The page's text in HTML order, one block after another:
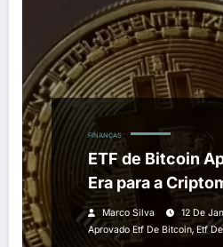
FINANÇAS
ETF de Bitcoin
Era para a
Marco Silva
12 De
Aprovado Etf De Bitcoin, Etf